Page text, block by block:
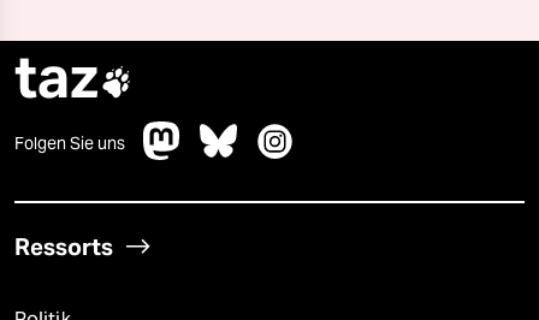
taz
Folgen Sie uns
Ressorts